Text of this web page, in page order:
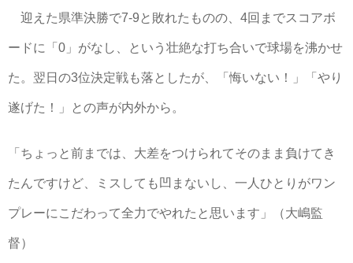
迎えた県準決勝で7-9と敗れたものの、4回までスコアボ
ードに「0」がなし、という壮絶な打ち合いで球場を沸かせ
た。翌日の3位決定戦も落としたが、「悔いない！」「やり
遂げた！」との声が内外から。
「ちょっと前までは、大差をつけられてそのまま負けてき
たんですけど、ミスしても凹まないし、一人ひとりがワン
プレーにこだわって全力でやれたと思います」（大嶋監
督）